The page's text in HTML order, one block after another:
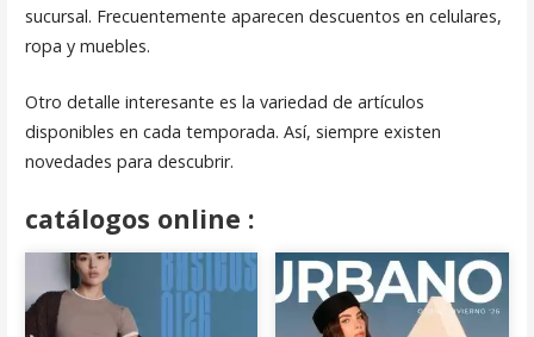
sucursal. Frecuentemente aparecen descuentos en celulares,
ropa y muebles.
Otro detalle interesante es la variedad de artículos
disponibles en cada temporada. Así, siempre existen
novedades para descubrir.
catálogos online :